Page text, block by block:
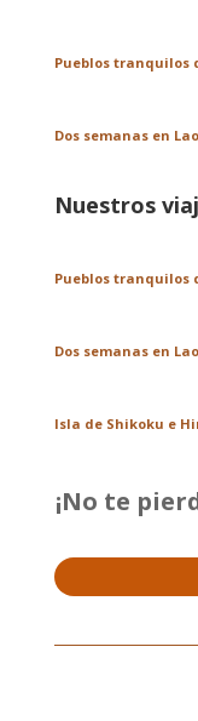
Pueblos tranquilos
Dos semanas en
Nuestros
Pueblos tranquilos
Dos semanas en
Isla de Shikoku e
¡No te